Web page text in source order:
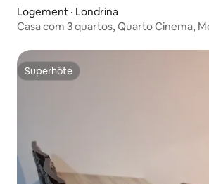
Logement · Londrina
Casa com 3 quartos, Quarto Cinema,
Superhôte
Superhôte